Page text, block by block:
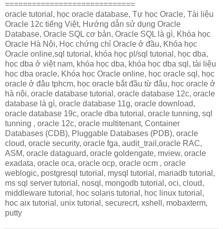
=============================
oracle tutorial, học oracle database, Tự học Oracle, Tài liệu
Oracle 12c tiếng Việt, Hướng dẫn sử dụng Oracle
Database, Oracle SQL cơ bản, Oracle SQL là gì, Khóa học
Oracle Hà Nội, Học chứng chỉ Oracle ở đầu, Khóa học
Oracle online,sql tutorial, khóa học pl/sql tutorial, học dba,
học dba ở việt nam, khóa học dba, khóa học dba sql, tài liệu
học dba oracle, Khóa học Oracle online, học oracle sql, học
oracle ở đâu tphcm, học oracle bắt đầu từ đâu, học oracle ở
hà nội, oracle database tutorial, oracle database 12c, oracle
database là gì, oracle database 11g, oracle download,
oracle database 19c, oracle dba tutorial, oracle tunning, sql
tunning , oracle 12c, oracle multitenant, Container
Databases (CDB), Pluggable Databases (PDB), oracle
cloud, oracle security, oracle fga, audit_trail,oracle RAC,
ASM, oracle dataguard, oracle goldengate, mview, oracle
exadata, oracle oca, oracle ocp, oracle ocm , oracle
weblogic, postgresql tutorial, mysql tutorial, mariadb tutorial,
ms sql server tutorial, nosql, mongodb tutorial, oci, cloud,
middleware tutorial, hoc solaris tutorial, hoc linux tutorial,
hoc aix tutorial, unix tutorial, securecrt, xshell, mobaxterm,
putty